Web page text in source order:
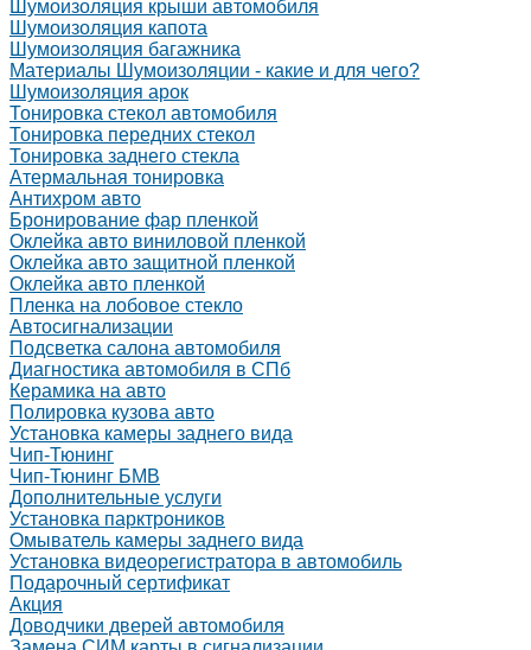
Шумоизоляция крыши автомобиля
Шумоизоляция капота
Шумоизоляция багажника
Материалы Шумоизоляции - какие и для чего?
Шумоизоляция арок
Тонировка стекол автомобиля
Тонировка передних стекол
Тонировка заднего стекла
Атермальная тонировка
Антихром авто
Бронирование фар пленкой
Оклейка авто виниловой пленкой
Оклейка авто защитной пленкой
Оклейка авто пленкой
Пленка на лобовое стекло
Автосигнализации
Подсветка салона автомобиля
Диагностика автомобиля в СПб
Керамика на авто
Полировка кузова авто
Установка камеры заднего вида
Чип-Тюнинг
Чип-Тюнинг БМВ
Дополнительные услуги
Установка парктроников
Омыватель камеры заднего вида
Установка видеорегистратора в автомобиль
Подарочный сертификат
Акция
Доводчики дверей автомобиля